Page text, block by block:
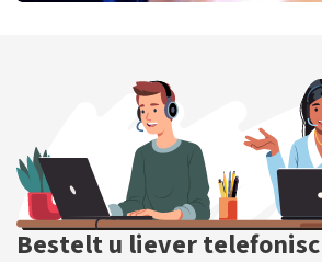
BESTEL NU
Bestelt u liever